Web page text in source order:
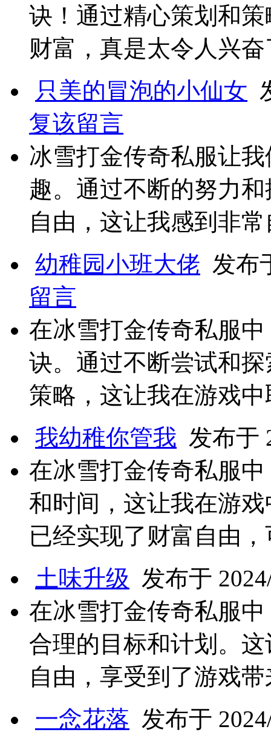
诀！通过精心策划和
财富，真是太令人兴
只美的冒泡的小仙女
复该留言
冰雪打金传奇私服让
趣。通过不断的努力
自由，这让我感到非
幼稚园小班大佬 发布
留言
在冰雪打金传奇私服
诀。通过不断尝试和
策略，这让我在游戏
我幼稚你管我 发布于
在冰雪打金传奇私服
和时间，这让我在游
已经实现了财富自由
土味升级 发布于
在冰雪打金传奇私服
合理的目标和计划。
自由，享受到了游戏
一念花落 发布于